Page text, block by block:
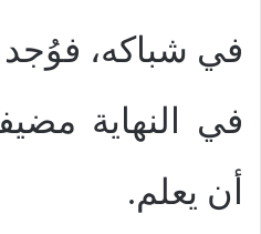
في شباكه، فوُجد
في النهاية
أن يعلم.